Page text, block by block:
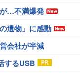
…不満爆発
遺物」に感動
会社が半減
するUSB